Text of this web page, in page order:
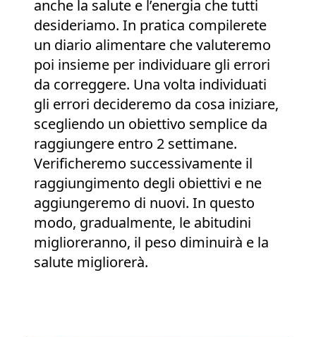
anche la salute e l’energia che tutti
desideriamo. In pratica compilerete
un diario alimentare che valuteremo
poi insieme per individuare gli errori
da correggere. Una volta individuati
gli errori decideremo da cosa iniziare,
scegliendo un obiettivo semplice da
raggiungere entro 2 settimane.
Verificheremo successivamente il
raggiungimento degli obiettivi e ne
aggiungeremo di nuovi. In questo
modo, gradualmente, le abitudini
miglioreranno, il peso diminuirà e la
salute migliorerà.